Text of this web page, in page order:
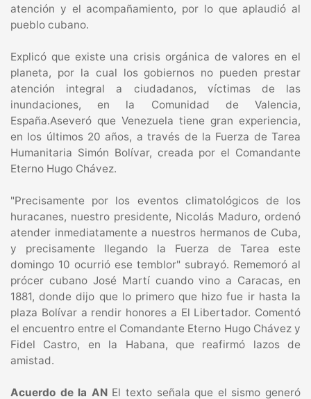
atención y el acompañamiento, por lo que aplaudió al
pueblo cubano.
Explicó que existe una crisis orgánica de valores en el
planeta, por la cual los gobiernos no pueden prestar
atención integral a ciudadanos, víctimas de las
inundaciones, en la Comunidad de Valencia,
España.Aseveró que Venezuela tiene gran experiencia,
en los últimos 20 años, a través de la Fuerza de Tarea
Humanitaria Simón Bolívar, creada por el Comandante
Eterno Hugo Chávez.
"Precisamente por los eventos climatológicos de los
huracanes, nuestro presidente, Nicolás Maduro, ordenó
atender inmediatamente a nuestros hermanos de Cuba,
y precisamente llegando la Fuerza de Tarea este
domingo 10 ocurrió ese temblor" subrayó. Rememoró al
prócer cubano José Martí cuando vino a Caracas, en
1881, donde dijo que lo primero que hizo fue ir hasta la
plaza Bolívar a rendir honores a El Libertador. Comentó
el encuentro entre el Comandante Eterno Hugo Chávez y
Fidel Castro, en la Habana, que reafirmó lazos de
amistad.
Acuerdo de la AN El texto señala que el sismo generó